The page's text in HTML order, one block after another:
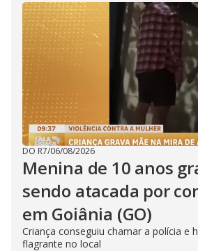
DO R7/06/08/2026
Menina de 10 anos
sendo atacada por
em Goiânia (GO)
Criança conseguiu chamar a polícia e
flagrante no local